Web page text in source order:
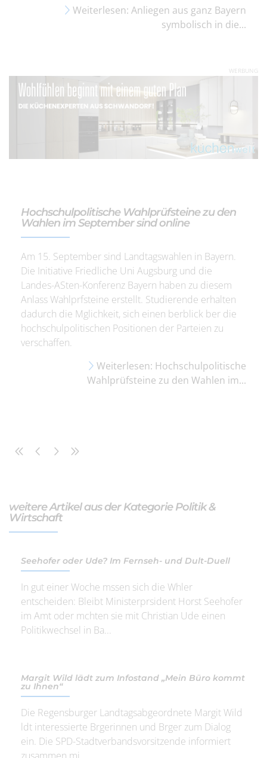
Weiterlesen: Anliegen aus ganz Bayern
symbolisch in die...
WERBUNG
Hochschulpolitische Wahlprüfsteine zu den
Wahlen im September sind online
Am 15. September sind Landtagswahlen in Bayern.
Die Initiative Friedliche Uni Augsburg und die
Landes-ASten-Konferenz Bayern haben zu diesem
Anlass Wahlprfsteine erstellt. Studierende erhalten
dadurch die Mglichkeit, sich einen berblick ber die
hochschulpolitischen Positionen der Parteien zu
verschaffen.
Weiterlesen: Hochschulpolitische
Wahlprüfsteine zu den Wahlen im...
weitere Artikel aus der Kategorie Politik &
Wirtschaft
Seehofer oder Ude? Im Fernseh- und Dult-Duell
In gut einer Woche mssen sich die Whler
entscheiden: Bleibt Ministerprsident Horst Seehofer
im Amt oder mchten sie mit Christian Ude einen
Politikwechsel in Ba...
Margit Wild lädt zum Infostand „Mein Büro kommt
zu Ihnen“
Die Regensburger Landtagsabgeordnete Margit Wild
ldt interessierte Brgerinnen und Brger zum Dialog
ein. Die SPD-Stadtverbandsvorsitzende informiert